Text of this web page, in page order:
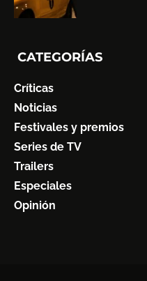
CATEGORÍAS
Críticas
Noticias
Festivales y premios
Series de TV
Trailers
Especiales
Opinión